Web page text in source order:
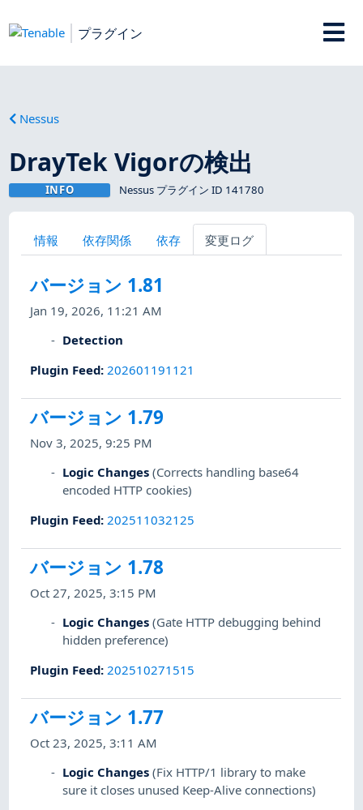
プラグイン
Nessus
DrayTek Vigorの検出
INFO Nessus プラグイン ID 141780
情報 依存関係 依存 変更ログ
バージョン 1.81
Jan 19, 2026, 11:21 AM
Detection
Plugin Feed: 202601191121
バージョン 1.79
Nov 3, 2025, 9:25 PM
Logic Changes (Corrects handling base64
encoded HTTP cookies)
Plugin Feed: 202511032125
バージョン 1.78
Oct 27, 2025, 3:15 PM
Logic Changes (Gate HTTP debugging behind
hidden preference)
Plugin Feed: 202510271515
バージョン 1.77
Oct 23, 2025, 3:11 AM
Logic Changes (Fix HTTP/1 library to make
sure it closes unused Keep-Alive connections)